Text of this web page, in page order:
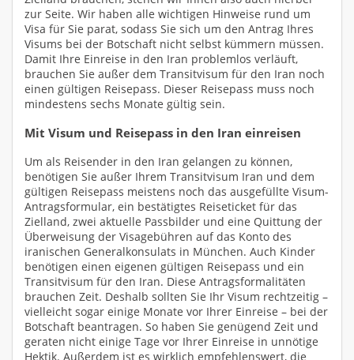
zur Seite. Wir haben alle wichtigen Hinweise rund um
Visa für Sie parat, sodass Sie sich um den Antrag Ihres
Visums bei der Botschaft nicht selbst kümmern müssen.
Damit Ihre Einreise in den Iran problemlos verläuft,
brauchen Sie außer dem Transitvisum für den Iran noch
einen gültigen Reisepass. Dieser Reisepass muss noch
mindestens sechs Monate gültig sein.
Mit Visum und Reisepass in den Iran einreisen
Um als Reisender in den Iran gelangen zu können,
benötigen Sie außer Ihrem Transitvisum Iran und dem
gültigen Reisepass meistens noch das ausgefüllte Visum-
Antragsformular, ein bestätigtes Reiseticket für das
Zielland, zwei aktuelle Passbilder und eine Quittung der
Überweisung der Visagebühren auf das Konto des
iranischen Generalkonsulats in München. Auch Kinder
benötigen einen eigenen gültigen Reisepass und ein
Transitvisum für den Iran. Diese Antragsformalitäten
brauchen Zeit. Deshalb sollten Sie Ihr Visum rechtzeitig –
vielleicht sogar einige Monate vor Ihrer Einreise – bei der
Botschaft beantragen. So haben Sie genügend Zeit und
geraten nicht einige Tage vor Ihrer Einreise in unnötige
Hektik. Außerdem ist es wirklich empfehlenswert, die